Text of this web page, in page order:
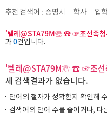
추천 검색어 : 증명서 학사 입
'텔레@STA79M☏ ☎ ☞조선족청
과 0건입니다.
'텔레@STA79M☏ ☎ ☞조선
세 검색결과가 없습니다.
단어의 철자가 정확한지 확인해
검색어의 단어 수를 줄이거나,